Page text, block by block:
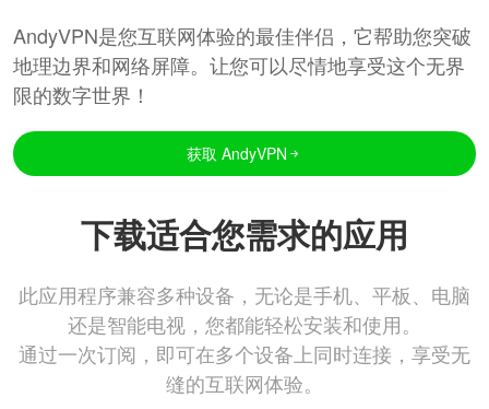
AndyVPN是您互联网体验的最佳伴侣，它帮助您突破
地理边界和网络屏障。让您可以尽情地享受这个无界
限的数字世界！
获取 AndyVPN
下载适合您需求的应用
此应用程序兼容多种设备，无论是手机、平板、电脑
还是智能电视，您都能轻松安装和使用。
通过一次订阅，即可在多个设备上同时连接，享受无
缝的互联网体验。